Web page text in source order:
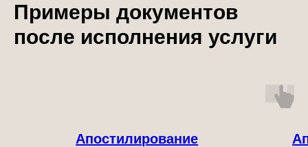
Примеры документов
после исполнения услуги
Апостилирование